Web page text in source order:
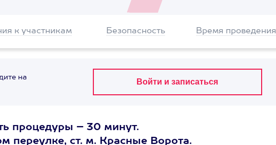
к участникам Безопасность Время проведения
на
процедуры – 30 минут.
переулке, ст. м. Красные Ворота.